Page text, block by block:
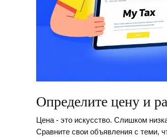
Определите цену и
Цена - это искусство. Слишком
Сравните свои объявления с теми,